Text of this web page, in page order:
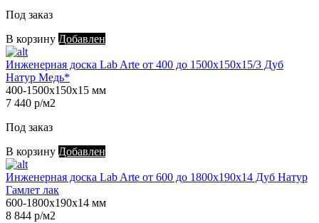
Под заказ
В корзину Добавлен
Инженерная доска Lab Arte от 400 до 1500х150х15/3 Дуб
Натур Медь*
400-1500х150х15 мм
7 440 р/м2
Под заказ
В корзину Добавлен
Инженерная доска Lab Arte от 600 до 1800х190х14 Дуб Натур
Гамлет лак
600-1800х190х14 мм
8 844 р/м2